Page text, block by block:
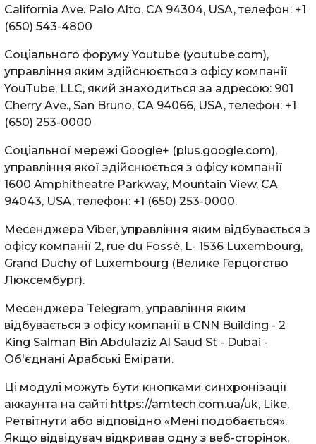
California Ave. Palo Alto, CA 94304, USA, телефон: +1
(650) 543-4800
Соціального форуму Youtube (youtube.com),
управління яким здійснюється з офісу компанії
YouTube, LLC, який знаходиться за адресою: 901
Cherry Ave., San Bruno, CA 94066, USA, телефон: +1
(650) 253-0000
Соціальної мережі Google+ (plus.google.com),
управління якої здійснюється з офісу компанії
1600 Amphitheatre Parkway, Mountain View, CA
94043, USA, телефон: +1 (650) 253-0000.
Месенджера Viber, управління яким відбувається з
офісу компанії 2, rue du Fossé, L- 1536 Luxembourg,
Grand Duchy of Luxembourg (Велике Герцогство
Люксембург).
Месенджера Telegram, управління яким
відбувається з офісу компанії в CNN Building - 2
King Salman Bin Abdulaziz Al Saud St - Dubai -
Об'єднані Арабські Емірати.
Ці модулі можуть бути кнопками синхронізації
аккаунта на сайті https://amtech.com.ua/uk, Like,
Ретвітнути або відповідно «Мені подобається».
Якщо відвідувач відкривав одну з веб-сторінок,